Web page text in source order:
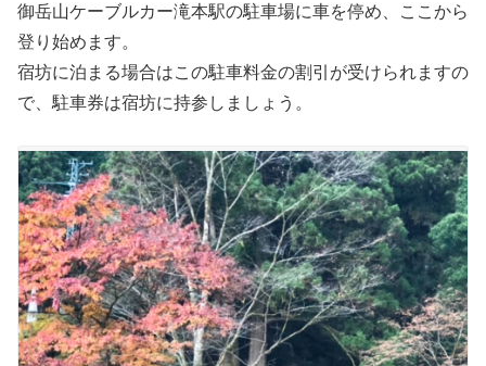
御岳山ケーブルカー滝本駅の駐車場に車を停め、ここから
登り始めます。
宿坊に泊まる場合はこの駐車料金の割引が受けられますの
で、駐車券は宿坊に持参しましょう。